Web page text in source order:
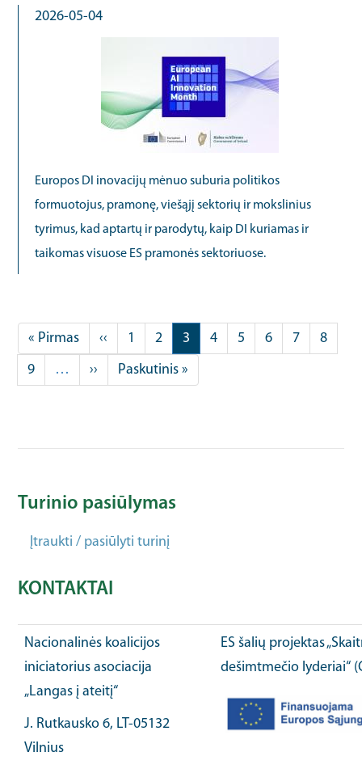
2026-05-04
Europos DI inovacijų mėnuo suburia politikos
formuotojus, pramonę, viešąjį sektorių ir mokslinius
tyrimus, kad aptartų ir parodytų, kaip DI kuriamas ir
taikomas visuose ES pramonės sektoriuose.
Pagination
First
page
« Pirmas
Previous
page
‹‹ Puslapis
1 Puslapis
2
Current
page
3 Puslapis
4 Puslapis
5 Puslapis
6 Puslapis
7 8
Puslapis
9 …
Next
page
››
Last
page
Paskutinis »
Turinio pasiūlymas
Įtraukti / pasiūlyti turinį
KONTAKTAI
Nacionalinės koalicijos
iniciatorius asociacija
„Langas į ateitį“
J. Rutkausko 6, LT-05132
Vilnius
ES šalių projektas
dešimtmečio lyderiai“